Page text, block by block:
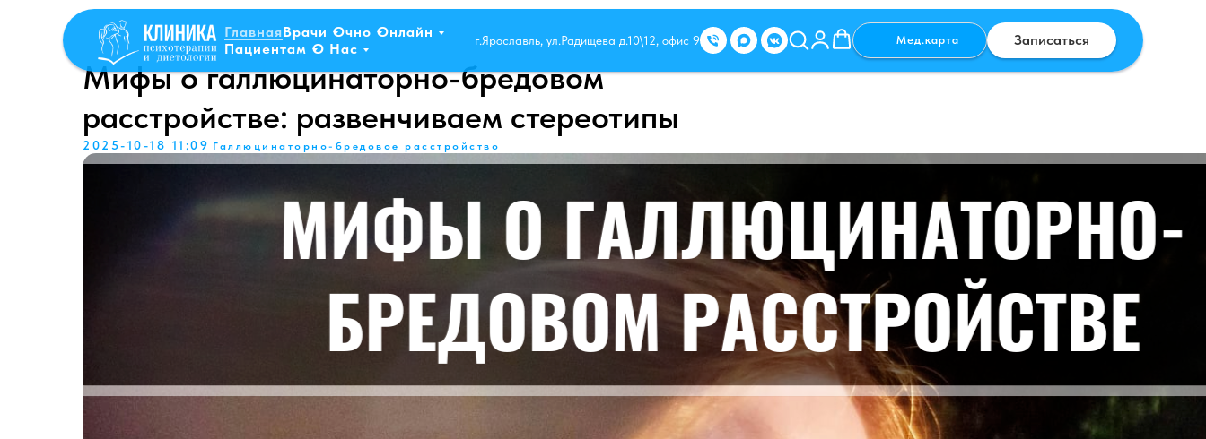
ГлавнаяВрачи Очно Онлайн
Пациентам О Нас г.Ярославль, ул.Радищева д.10\12, офис 9 Мед.карта Записаться
Мифы о галлюцинаторно-бредовом
расстройстве: развенчиваем стереотипы
2025-10-18 11:09 Галлюцинаторно-бредовое расстройство